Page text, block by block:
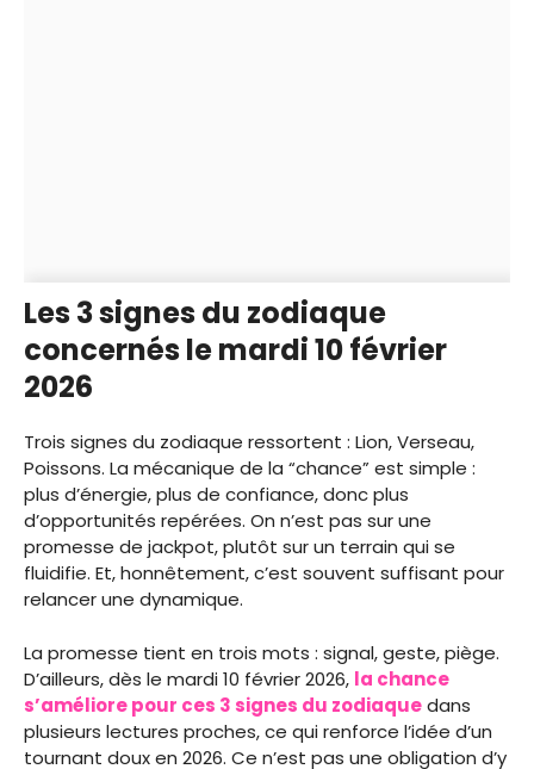
Les 3 signes du zodiaque
concernés le mardi 10 février
2026
Trois signes du zodiaque ressortent : Lion, Verseau,
Poissons. La mécanique de la “chance” est simple :
plus d’énergie, plus de confiance, donc plus
d’opportunités repérées. On n’est pas sur une
promesse de jackpot, plutôt sur un terrain qui se
fluidifie. Et, honnêtement, c’est souvent suffisant pour
relancer une dynamique.
La promesse tient en trois mots : signal, geste, piège.
D’ailleurs, dès le mardi 10 février 2026, la chance
s’améliore pour ces 3 signes du zodiaquedans
plusieurs lectures proches, ce qui renforce l’idée d’un
tournant doux en 2026. Ce n’est pas une obligation d’y